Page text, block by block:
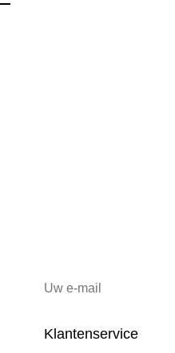
Klantenservice